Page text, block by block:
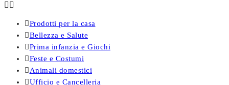
 
Prodotti per la casa
Bellezza e Salute
Prima infanzia e Giochi
Feste e Costumi
 Animali domestici
Ufficio e Cancelleria